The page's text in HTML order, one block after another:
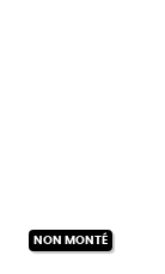
NON MONTÉ